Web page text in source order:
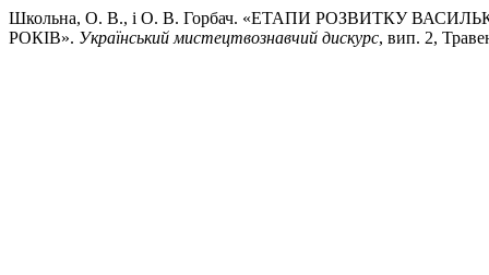
Школьна, О. В., і О. В. Горбач. «ЕТАПИ РОЗВИТКУ
РОКІВ». Український мистецтвознавчий дискурс, вип. 2,